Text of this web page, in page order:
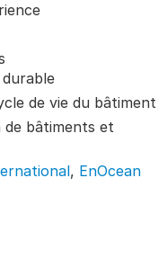
de vie du bâtiment
de bâtiments et
, EnOcean